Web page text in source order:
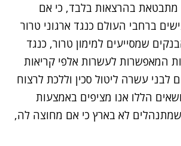
בהרצאות בלבד, כי אם
ברחבי העולם כנגד ארגוני טרור
שמסייעים למימון טרור, כנגד
המאפשרות לעשרות אלפי קריאות
לבני עשרה ליטול סכין וללכת לרצוח
הללו אנו מציפים באמצעות
לא בארץ כי אם מחוצה לה,